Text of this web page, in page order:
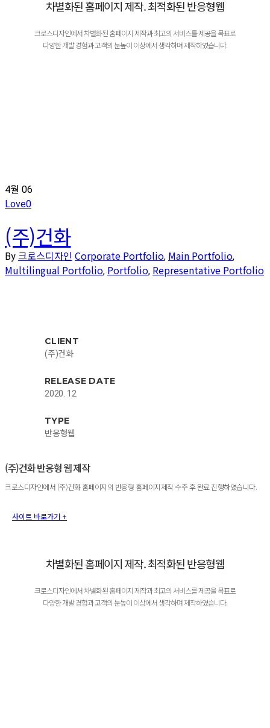
차별화된 홈페이지 제작. 최적화된 반응형웹
크로스디자인에서 차별화된 홈페이지 제작과 최고의 서비스를 제공을 목표로
다양한 개발 경험과 고객의 눈높이 이상에서 생각하며 제작하였습니다.
4월 06
Love0
(주)건화
By 크로스디자인 Corporate Portfolio, Main Portfolio,
Multilingual Portfolio, Portfolio, Representative Portfolio
CLIENT
(주)건화
RELEASE DATE
2020. 12
TYPE
반응형웹
(주)건화 반응형 웹 제작
크로스디자인에서 (주)건화 홈페이지의 반응형 홈페이지제작 수주 후 완료 진행하였습니다.
사이트 바로가기 +
차별화된 홈페이지 제작. 최적화된 반응형웹
크로스디자인에서 차별화된 홈페이지 제작과 최고의 서비스를 제공을 목표로
다양한 개발 경험과 고객의 눈높이 이상에서 생각하며 제작하였습니다.